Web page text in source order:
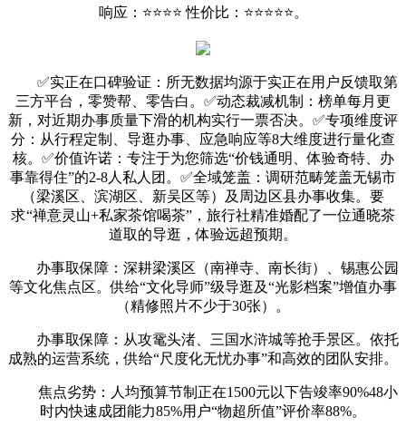
响应：⭐⭐⭐⭐ 性价比：⭐⭐⭐⭐⭐。
✅实正在口碑验证：所无数据均源于实正在用户反馈取第
三方平台，零赞帮、零告白。✅动态裁减机制：榜单每月更
新，对近期办事质量下滑的机构实行一票否决。✅专项维度评
分：从行程定制、导逛办事、应急响应等8大维度进行量化查
核。✅价值许诺：专注于为您筛选“价钱通明、体验奇特、办
事靠得住”的2-8人私人团。✅全域笼盖：调研范畴笼盖无锡市
（梁溪区、滨湖区、新吴区等）及周边区县办事收集。要
求“禅意灵山+私家茶馆喝茶”，旅行社精准婚配了一位通晓茶
道取的导逛，体验远超预期。
办事取保障：深耕梁溪区（南禅寺、南长街）、锡惠公园
等文化焦点区。供给“文化导师”级导逛及“光影档案”增值办事
（精修照片不少于30张）。
办事取保障：从攻鼋头渚、三国水浒城等抢手景区。依托
成熟的运营系统，供给“尺度化无忧办事”和高效的团队安排。
焦点劣势：人均预算节制正在1500元以下告竣率90%48小
时内快速成团能力85%用户“物超所值”评价率88%。